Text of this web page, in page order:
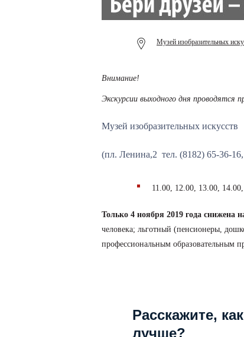
Музей изобразительных
Внимание!
Экскурсии выходного дня проводятся
Музей изобразительных искусств
(пл. Ленина,2 тел. (8182) 65-36-
11.00, 12.00, 13.00,
Только 4 ноября 2019 года снижена
человека; льготный (пенсионеры,
профессиональным образовательным
Расскажите,
лучше?